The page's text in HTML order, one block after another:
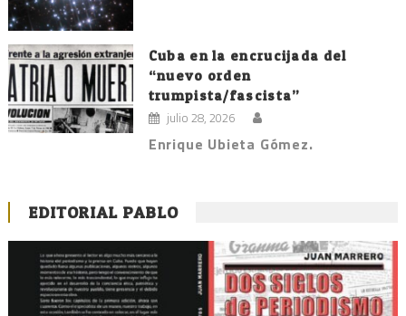
Cuba en la encrucijada del
“nuevo orden
trumpista/fascista”
julio 28, 2026
Enrique Ubieta Gómez.
EDITORIAL PABLO